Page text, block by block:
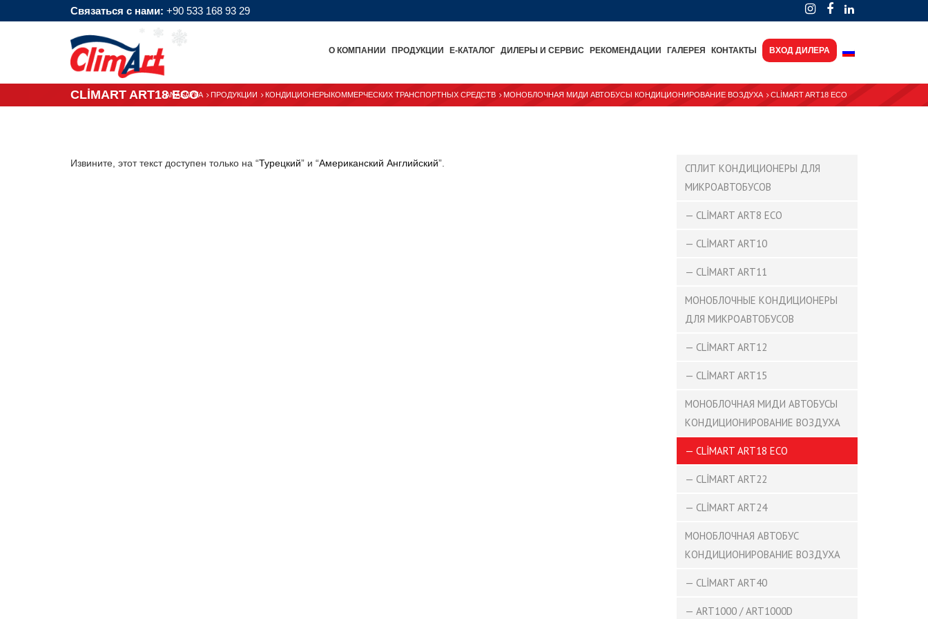
Связаться с нами: +90 533 168 93 29
О КОМПАНИИ ПРОДУКЦИИ E-КАТАЛОГ ДИЛЕРЫ И СЕРВИС РЕКОМЕНДАЦИИ ГАЛЕРЕЯ КОНТАКТЫ ВХОД ДИЛЕРА
CLİMART ART18 ECO
ANASAYFA ПРОДУКЦИИ КОНДИЦИОНЕРЫКОММЕРЧЕСКИХ ТРАНСПОРТНЫХ СРЕДСТВ МОНОБЛОЧНАЯ МИДИ АВТОБУСЫ КОНДИЦИОНИРОВАНИЕ ВОЗДУХА CLİMART ART18 ECO
Извините, этот текст доступен только на “Турецкий” и “Американский Английский”.
СПЛИТ КОНДИЦИОНЕРЫ ДЛЯ
МИКРОАВТОБУСОВ
— CLİMART ART8 ECO
— CLİMART ART10
— CLİMART ART11
МОНОБЛОЧНЫЕ КОНДИЦИОНЕРЫ
ДЛЯ МИКРОАВТОБУСОВ
— CLİMART ART12
— CLİMART ART15
МОНОБЛОЧНАЯ МИДИ АВТОБУСЫ
КОНДИЦИОНИРОВАНИЕ ВОЗДУХА
— CLİMART ART18 ECO
— CLİMART ART22
— CLİMART ART24
МОНОБЛОЧНАЯ АВТОБУС
КОНДИЦИОНИРОВАНИЕ ВОЗДУХА
— CLİMART ART40
— ART1000 / ART1000D